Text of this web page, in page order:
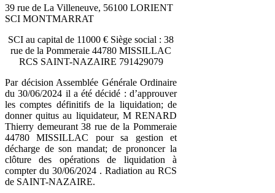
39 rue de La Villeneuve, 56100 LORIENT
SCI MONTMARRAT
SCI au capital de 11000 € Siège social : 38
rue de la Pommeraie 44780 MISSILLAC
RCS SAINT-NAZAIRE 791429079
Par décision Assemblée Générale Ordinaire
du 30/06/2024 il a été décidé : d’approuver
les comptes définitifs de la liquidation; de
donner quitus au liquidateur, M RENARD
Thierry demeurant 38 rue de la Pommeraie
44780 MISSILLAC pour sa gestion et
décharge de son mandat; de prononcer la
clôture des opérations de liquidation à
compter du 30/06/2024 . Radiation au RCS
de SAINT-NAZAIRE.